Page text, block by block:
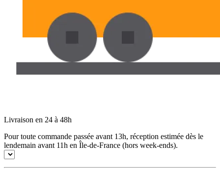
Livraison en 24 à 48h
Pour toute commande passée avant 13h, réception estimée dès le
lendemain avant 11h en Île-de-France (hors week-ends).